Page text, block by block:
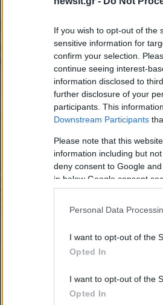
If you wish to opt-out of the
sensitive information for
confirm your selection.
continue seeing interest-
information disclosed to
further disclosure of your
participants. This
Downstream Participants
Please note that this
information including but
deny consent to Google
in below Google consent
Personal Data
I want to opt-out of the
Opted In
I want to opt-out of the
Opted In
στόχο να μπει γρήγορα σε